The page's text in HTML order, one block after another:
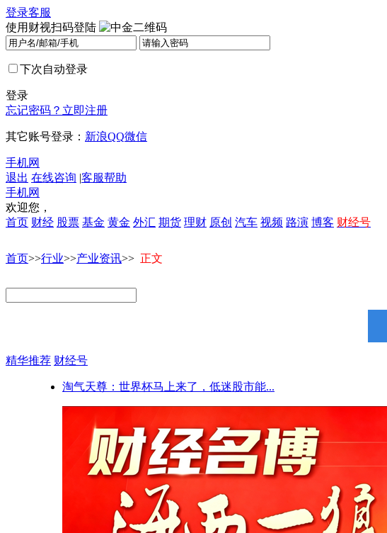
登录客服
使用财视扫码登陆
下次自动登录
登录
忘记密码？ 立即注册
其它账号登录： 新浪QQ微信
手机网
退出 在线咨询 |客服帮助
手机网
欢迎您，
首页 财经 股票 基金 黄金 外汇 期货 理财 原创 汽车 视频 路演 博客 财经号
首页>>行业>>产业资讯>> 正文
精华推荐 财经号
淘气天尊：世界杯马上来了，低迷股市能...